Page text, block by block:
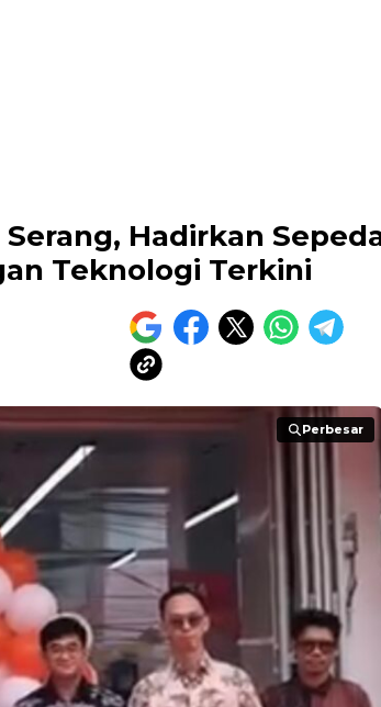
Hadirkan
Teknologi Terkini
Perbesar
Perbesar